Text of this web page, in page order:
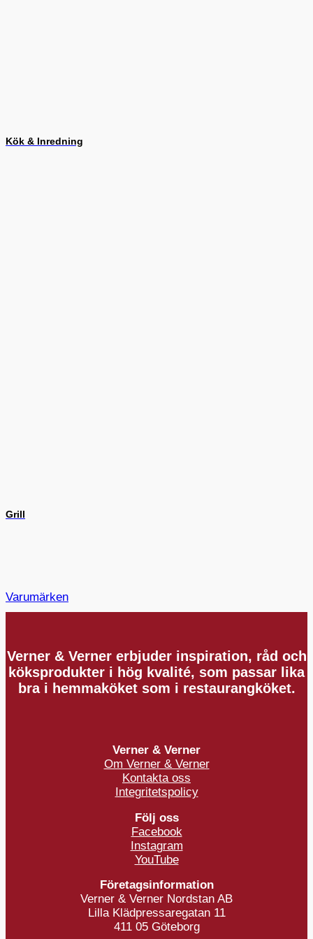
Kök & Inredning
Grill
Varumärken
Verner & Verner erbjuder inspiration, råd och
köksprodukter i hög kvalité, som passar lika
bra i hemmaköket som i restaurangköket.
Verner & Verner
Om Verner & Verner
Kontakta oss
Integritetspolicy
Följ oss
Facebook
Instagram
YouTube
Företagsinformation
Verner & Verner Nordstan AB
Lilla Klädpressaregatan 11
411 05 Göteborg